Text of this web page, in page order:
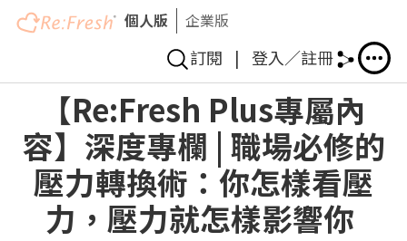
移
個人版 企業版
訂閱 | 登入／註冊
【Re:Fresh Plus專屬內
容】深度專欄 | 職場必修的
壓力轉換術：你怎樣看壓
力，壓力就怎樣影響你